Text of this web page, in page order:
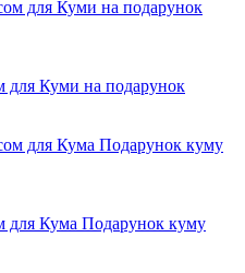
для Куми на подарунок
для Кума Подарунок куму